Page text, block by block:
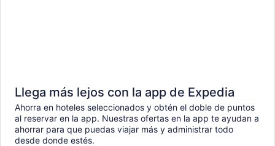
Llega más lejos con la app de Expedia
Ahorra en hoteles seleccionados y obtén el doble de puntos
al reservar en la app. Nuestras ofertas en la app te ayudan a
ahorrar para que puedas viajar más y administrar todo
desde donde estés.